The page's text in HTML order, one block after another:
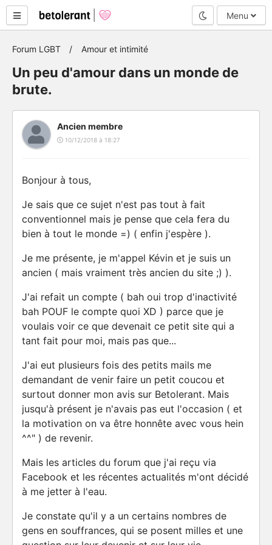
Mode nuit
Menu
Forum LGBT Amour et intimité
Un peu d'amour dans un monde de
brute.
Ancien membre
10/12/2018 à 18:27
Bonjour à tous,
Je sais que ce sujet n'est pas tout à fait
conventionnel mais je pense que cela fera du
bien à tout le monde =) ( enfin j'espère ).
Je me présente, je m'appel Kévin et je suis un
ancien ( mais vraiment très ancien du site ;) ).
J'ai refait un compte ( bah oui trop d'inactivité
bah POUF le compte quoi XD ) parce que je
voulais voir ce que devenait ce petit site qui a
tant fait pour moi, mais pas que...
J'ai eut plusieurs fois des petits mails me
demandant de venir faire un petit coucou et
surtout donner mon avis sur Betolerant. Mais
jusqu'à présent je n'avais pas eut l'occasion ( et
la motivation on va être honnête avec vous hein
^^" ) de revenir.
Mais les articles du forum que j'ai reçu via
Facebook et les récentes actualités m'ont décidé
à me jetter à l'eau.
Je constate qu'il y a un certains nombres de
gens en souffrances, qui se posent milles et une